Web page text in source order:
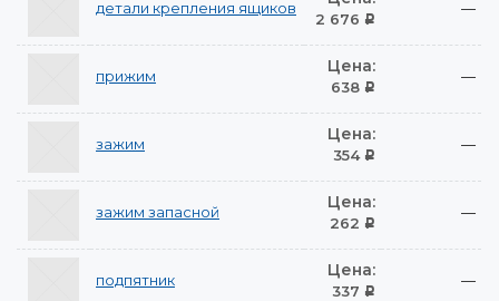
детали крепления ящиков
2 676 Р
—
прижим Цена:
638 Р
—
зажим Цена:
354 Р
—
зажим запасной Цена:
262 Р
—
подпятник Цена:
337 Р
—